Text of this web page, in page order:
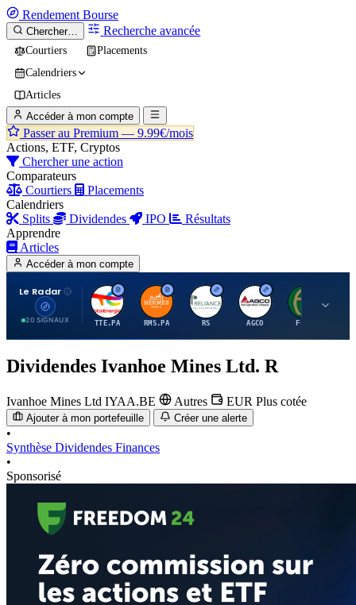
Rendement Bourse
Chercher… Recherche avancée
Courtiers
Placements
Calendriers
Articles
Accéder à mon compte
Passer au Premium — 9.99€/mois
Actions, ETF, Cryptos
Chercher une action
Comparateurs
Courtiers
Placements
Calendriers
Splits
Dividendes IPO
Résultats
Apprendre
Articles
Accéder à mon compte
Le Radar
20 SIGNAUX
T
TTE.PA
H
RMS.PA
R
RS
A
AGCO FCFS
Dividendes Ivanhoe Mines Ltd. R
Ivanhoe Mines Ltd IYAA.BE Autres EUR Plus cotée
Ajouter à mon portefeuille Créer une alerte
•
Synthèse Dividendes Finances
•
Sponsorisé